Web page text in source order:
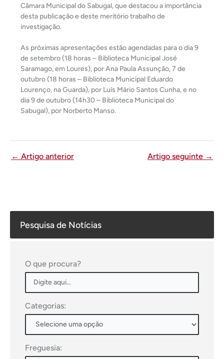
Pesquisa de Notícias
O que procura?
Categorias:
Freguesia:
Câmara Municipal do Sabugal, que destacou a importância
desta publicação e deste meritório trabalho de
investigação.
As próximas apresentações estão agendadas para o dia 9
de setembro (18 horas – Biblioteca Municipal José
Saramago, em Loures), por Ana Paula Assunção, 7 de
outubro (18 horas – Biblioteca Municipal Eduardo
Lourenço, na Guarda), por Luís Mário Santos Cunha, e no
dia 9 de outubro (14h30 – Biblioteca Municipal do
Sabugal), por Norberto Manso.
← Artigo anterior Artigo seguinte →